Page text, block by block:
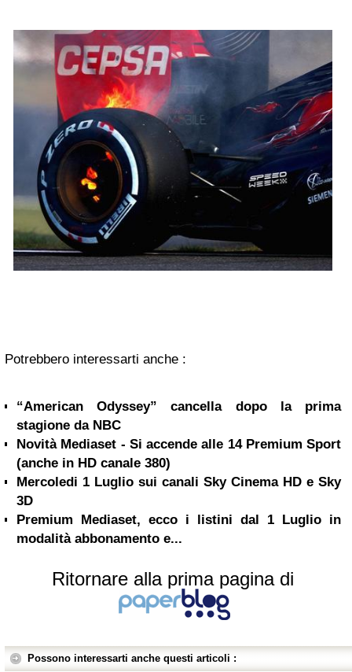
Potrebbero interessarti anche :
“American Odyssey” cancella dopo la prima
stagione da NBC
Novità Mediaset - Si accende alle 14 Premium Sport
(anche in HD canale 380)
Mercoledi 1 Luglio sui canali Sky Cinema HD e Sky
3D
Premium Mediaset, ecco i listini dal 1 Luglio in
modalità abbonamento e...
Ritornare alla prima pagina di
Possono interessarti anche questi articoli :